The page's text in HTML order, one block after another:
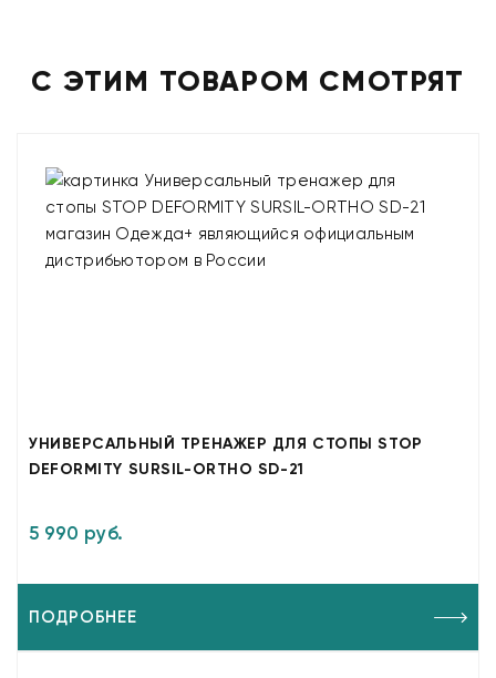
С ЭТИМ ТОВАРОМ СМОТРЯТ
УНИВЕРСАЛЬНЫЙ ТРЕНАЖЕР ДЛЯ СТОПЫ STOP
DEFORMITY SURSIL-ORTHO SD-21
5 990 руб.
ПОДРОБНЕЕ